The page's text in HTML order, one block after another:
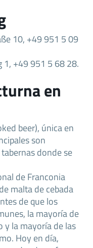
10, +49 951 5 09
1, +49 951 5 68 28.
en
beer), única en
son
donde se
de Franconia
malta de cebada
de que los
la mayoría de
y la mayoría de las
Hoy en día,